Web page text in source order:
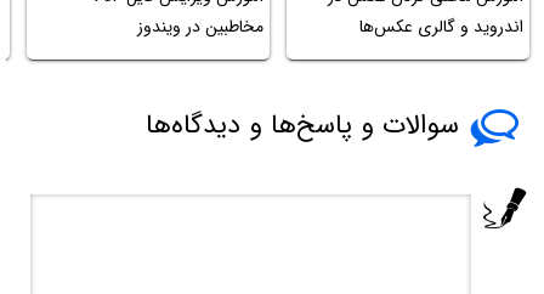
اندروید و گالری عکس‌ها
مخاطبین در ویندوز
سوالات و پاسخ‌ها و دیدگاه‌ها